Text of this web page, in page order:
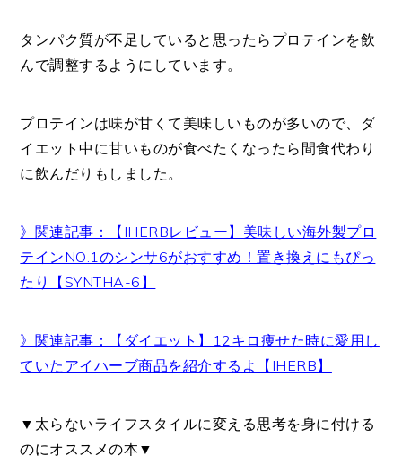
タンパク質が不足していると思ったらプロテインを飲
んで調整するようにしています。
プロテインは味が甘くて美味しいものが多いので、ダ
イエット中に甘いものが食べたくなったら間食代わり
に飲んだりもしました。
》関連記事：【IHERBレビュー】美味しい海外製プロ
テインNO.1のシンサ6がおすすめ！置き換えにもぴっ
たり【SYNTHA-6】
》関連記事：【ダイエット】12キロ痩せた時に愛用し
ていたアイハーブ商品を紹介するよ【IHERB】
▼太らないライフスタイルに変える思考を身に付ける
のにオススメの本▼